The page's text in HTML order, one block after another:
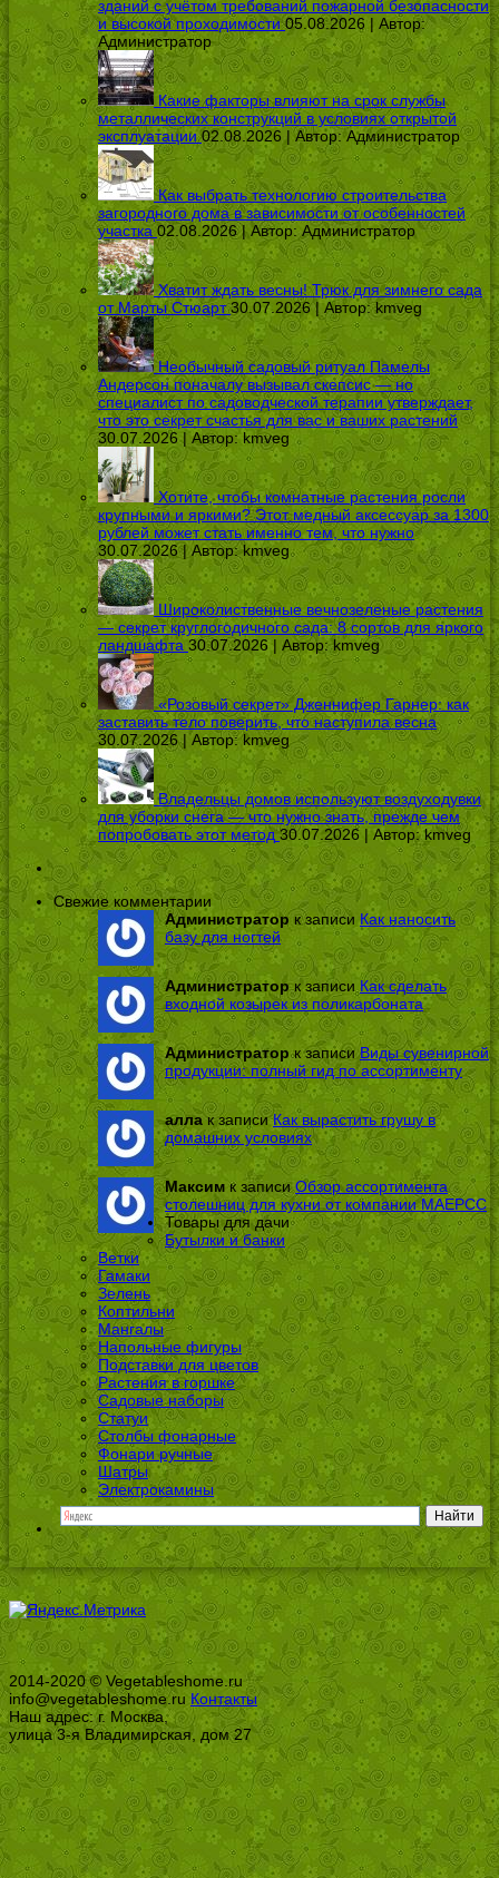
зданий с учётом требований пожарной безопасности
и высокой проходимости 05.08.2026 | Автор:
Администратор
Какие факторы влияют на срок службы
металлических конструкций в условиях открытой
эксплуатации 02.08.2026 | Автор:Администратор
Как выбрать технологию строительства
загородного дома в зависимости от особенностей
участка 02.08.2026 | Автор:Администратор
Хватит ждать весны! Трюк для зимнего сада
от Марты Стюарт 30.07.2026 | Автор:kmveg
Необычный садовый ритуал Памелы
Андерсон поначалу вызывал скепсис — но
специалист по садоводческой терапии утверждает,
что это секрет счастья для вас и ваших растений
30.07.2026 | Автор:kmveg
Хотите, чтобы комнатные растения росли
крупными и яркими? Этот медный аксессуар за 1300
рублей может стать именно тем, что нужно
30.07.2026 | Автор:kmveg
Широколиственные вечнозеленые растения
— секрет круглогодичного сада: 8 сортов для яркого
ландшафта 30.07.2026 | Автор:kmveg
«Розовый секрет» Дженнифер Гарнер: как
заставить тело поверить, что наступила весна
30.07.2026 | Автор:kmveg
Владельцы домов используют воздуходувки
для уборки снега — что нужно знать, прежде чем
попробовать этот метод 30.07.2026 | Автор:kmveg
Свежие комментарии
Администратор к записиКак наносить
базу для ногтей
Администраторк записиКак сделать
входной козырек из поликарбоната
Администраторк записиВиды сувенирной
продукции: полный гид по ассортименту
аллак записиКак вырастить грушу в
домашних условиях
Максимк записиОбзор ассортимента
столешниц для кухни от компании МАЕРСС
Товары для дачи
Бутылки и банки
Ветки
Гамаки
Зелень
Коптильни
Мангалы
Напольные фигуры
Подставки для цветов
Растения в горшке
Садовые наборы
Статуи
Столбы фонарные
Фонари ручные
Шатры
Электрокамины
2014-2020 © Vegetableshome.ru
info@vegetableshome.ruКонтакты
Наш адрес: г. Москва,
улица 3-я Владимирская, дом 27